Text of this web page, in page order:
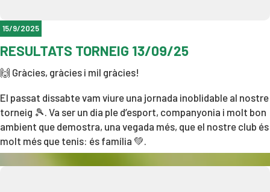
15/9/2025
RESULTATS TORNEIG 13/09/25
🙌 Gràcies, gràcies i mil gràcies!
El passat dissabte vam viure una jornada inoblidable al nostre
torneig 🎾. Va ser un dia ple d’esport, companyonia i molt bon
ambient que demostra, una vegada més, que el nostre club és
molt més que tenis: és família 💚.
Enhorabona a tots els participants, guanyadors i finalistes, i